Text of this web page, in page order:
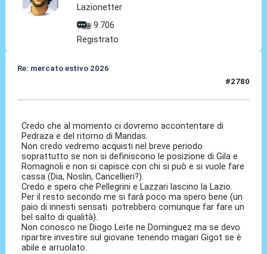
Lazionetter
9.706
Registrato
Re: mercato estivo 2026
#2780
Credo che al momento ci dovremo accontentare di
Pedraza e del ritorno di Mandas.
Non credo vedremo acquisti nel breve periodo
soprattutto se non si definiscono le posizione di Gila e
Romagnoli e non si capisce con chi si può e si vuole fare
cassa (Dia, Noslin, Cancellieri?).
Credo e spero che Pellegrini e Lazzari lascino la Lazio.
Per il resto secondo me si farà poco ma spero bene (un
paio di innesti sensati potrebbero comunque far fare un
bel salto di qualità).
Non conosco ne Diogo Leite ne Dominguez ma se devo
ripartire investire sul giovane tenendo magari Gigot se è
abile e arruolato.